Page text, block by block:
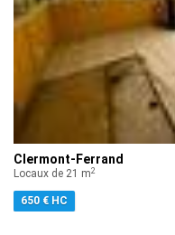
Clermont-Ferrand
Locaux de 21 m2
650 € HC